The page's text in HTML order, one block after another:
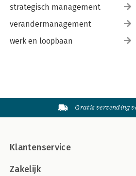
strategisch management
verandermanagement
werk en loopbaan
Gratis verzending
Klantenservice
Zakelijk